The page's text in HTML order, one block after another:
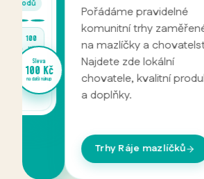
Pořádáme pravidelné
komunitní trhy zaměřené
na mazlíčky a chovatelství.
Najdete zde lokální
chovatele, kvalitní produkty
a doplňky.
Trhy Ráje mazlíčků